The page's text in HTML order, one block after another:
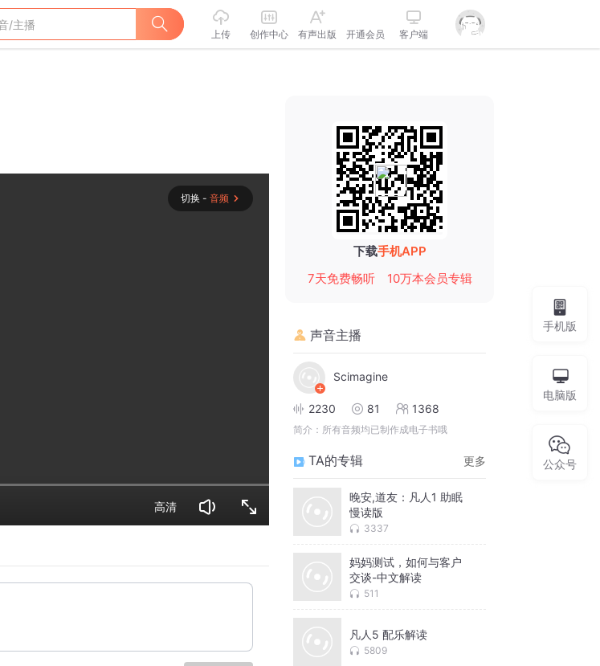
上传 创作中心 有声出版 开通会员 客户端
切换 - 音频
高清
下载手机APP
7天免费畅听
10万本会员专辑
声音主播
Scimagine
2230 81 1368
简介： 所有音频均已制作成电子书哦
TA的专辑 更多
晚安,道友：凡人1 助眠
慢读版
3337
妈妈测试，如何与客户
交谈-中文解读
511
凡人5 配乐解读
5809
手机版
电脑版
公众号